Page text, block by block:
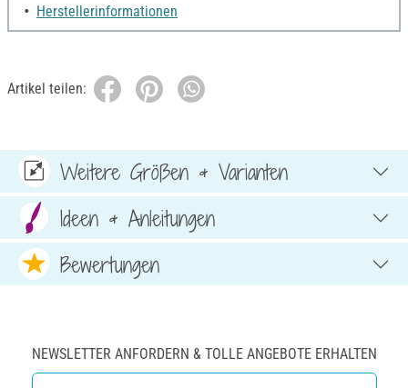
Herstellerinformationen
Artikel teilen:
Weitere Größen & Varianten
Ideen & Anleitungen
Bewertungen
NEWSLETTER ANFORDERN & TOLLE ANGEBOTE ERHALTEN